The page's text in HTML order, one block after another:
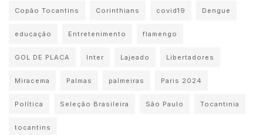
Copão Tocantins Corinthians covid19 Dengue
educação Entretenimento flamengo
GOL DE PLACA Inter Lajeado Libertadores
Miracema Palmas palmeiras Paris 2024
Política Seleção Brasileira São Paulo Tocantinia
tocantins